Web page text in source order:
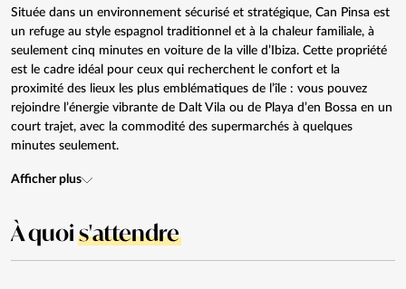
Située dans un environnement sécurisé et stratégique, Can Pinsa est
un refuge au style espagnol traditionnel et à la chaleur familiale, à
seulement cinq minutes en voiture de la ville d’Ibiza. Cette propriété
est le cadre idéal pour ceux qui recherchent le confort et la
proximité des lieux les plus emblématiques de l’île : vous pouvez
rejoindre l’énergie vibrante de Dalt Vila ou de Playa d’en Bossa en un
court trajet, avec la commodité des supermarchés à quelques
minutes seulement.
Afficher plus
À quois'attendre